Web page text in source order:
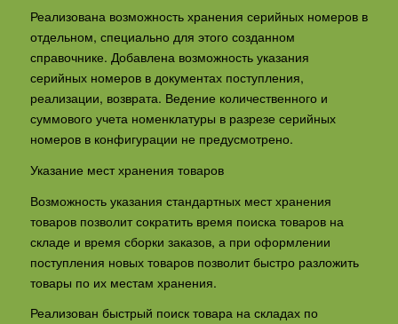
Реализована возможность хранения серийных номеров в
отдельном, специально для этого созданном
справочнике. Добавлена возможность указания
серийных номеров в документах поступления,
реализации, возврата. Ведение количественного и
суммового учета номенклатуры в разрезе серийных
номеров в конфигурации не предусмотрено.
Указание мест хранения товаров
Возможность указания стандартных мест хранения
товаров позволит сократить время поиска товаров на
складе и время сборки заказов, а при оформлении
поступления новых товаров позволит быстро разложить
товары по их местам хранения.
Реализован быстрый поиск товара на складах по